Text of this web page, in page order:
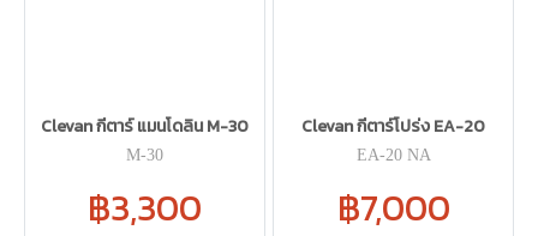
Clevan กีตาร์ แมนโดลิน M-30
M-30
฿3,300
Clevan กีตาร์โปร่ง EA-20
EA-20 NA
฿7,000